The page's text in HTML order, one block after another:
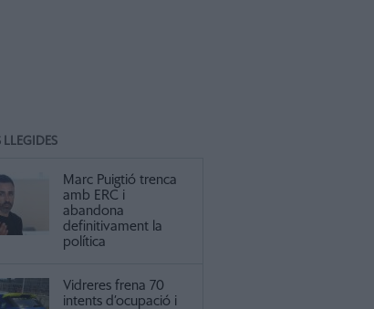
LLEGIDES
Marc Puigtió trenca
amb ERC i
abandona
definitivament la
política
Vidreres frena 70
intents d’ocupació i